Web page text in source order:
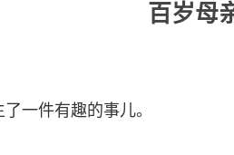
百岁母
一件有趣的事儿。